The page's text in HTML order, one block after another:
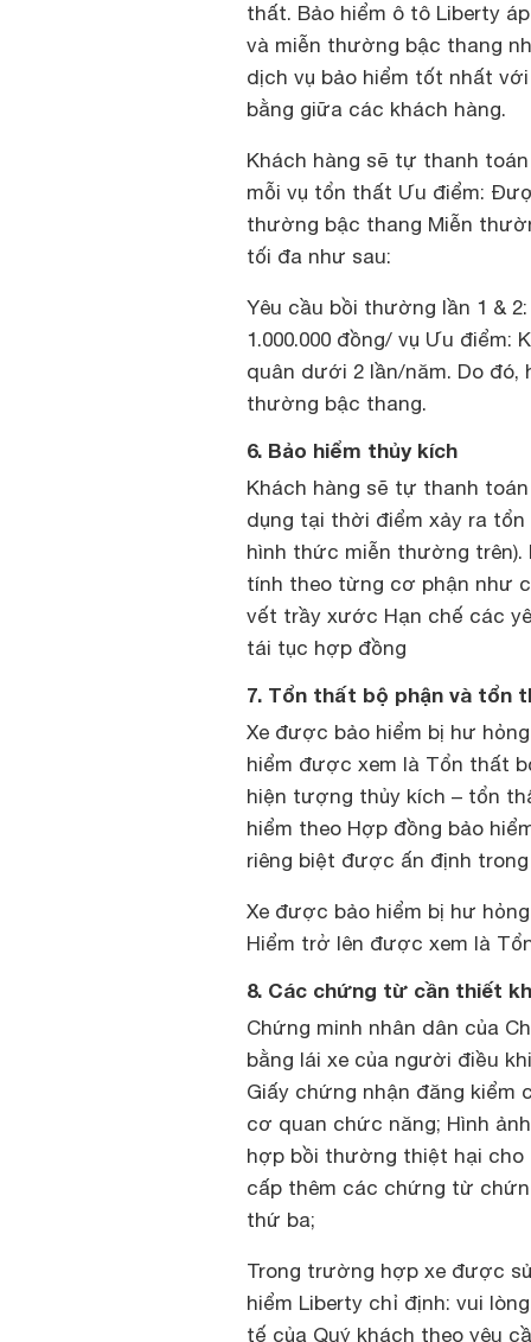
thất. Bảo hiểm ô tô Liberty
và miễn thường bậc thang
dịch vụ bảo hiểm tốt nhất
bằng giữa các khách hàng.
Khách hàng sẽ tự thanh
mỗi vụ tổn thất Ưu điểm:
thường bậc thang Miễn
tối đa như sau:
Yêu cầu bồi thường lần 1 &
1.000.000 đồng/ vụ Ưu
quân dưới 2 lần/năm. Do đó,
thường bậc thang.
6. Bảo hiểm thủy kích
Khách hàng sẽ tự thanh
dụng tại thời điểm xảy ra
hình thức miễn thường
tính theo từng cơ phận như
vết trầy xước Hạn chế các
tái tục hợp đồng
7. Tổn thất bộ phận và tổn
Xe được bảo hiểm bị hư
hiểm được xem là Tổn thất
hiện tượng thủy kích – tổn
hiểm theo Hợp đồng bảo
riêng biệt được ấn định
Xe được bảo hiểm bị hư
Hiểm trở lên được xem là
8. Các chứng từ cần thiết
Chứng minh nhân dân của
bằng lái xe của người điều
Giấy chứng nhận đăng kiểm
cơ quan chức năng; Hình
hợp bồi thường thiệt hại cho
cấp thêm các chứng từ
thứ ba;
Trong trường hợp xe được
hiểm Liberty chỉ định: vui
tế của Quý khách theo yêu